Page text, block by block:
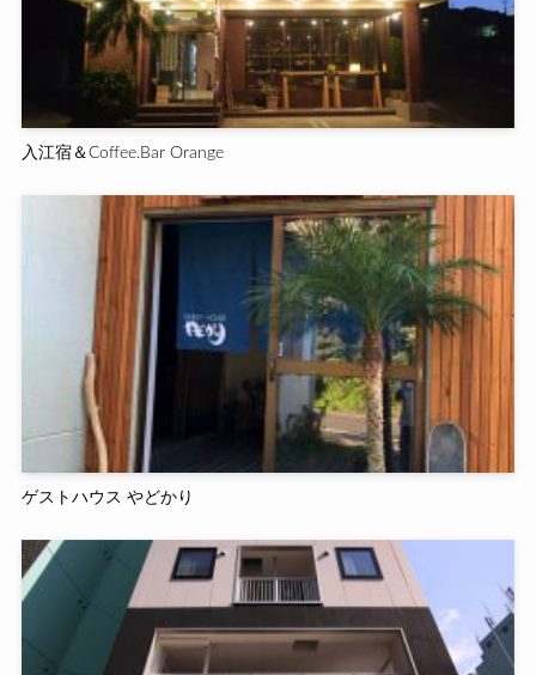
入江宿＆Coffee.Bar Orange
ゲストハウス やどかり